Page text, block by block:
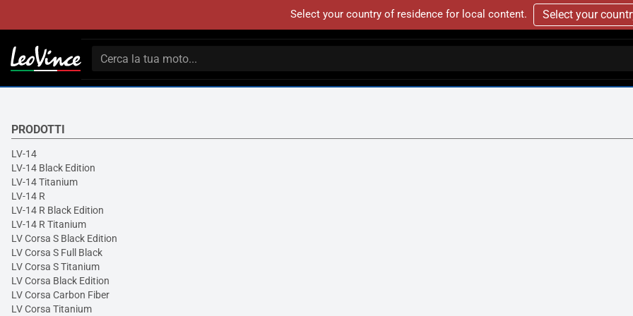
Select your country of residence for local content. Select your
PRODOTTI
LV-14
LV-14 Black Edition
LV-14 Titanium
LV-14 R
LV-14 R Black Edition
LV-14 R Titanium
LV Corsa S Black Edition
LV Corsa S Full Black
LV Corsa S Titanium
LV Corsa Black Edition
LV Corsa Carbon Fiber
LV Corsa Titanium